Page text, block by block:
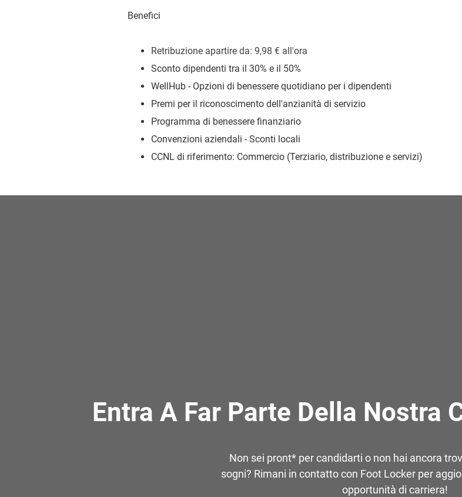
Benefici
Retribuzione apartire da: 9,98 € all'ora
Sconto dipendenti tra il 30% e il 50%
WellHub - Opzioni di benessere quotidiano per i dipendenti
Premi per il riconoscimento dell'anzianità di servizio
Programma di benessere finanziario
Convenzioni aziendali - Sconti locali
CCNL di riferimento: Commercio (Terziario, distribuzione e servizi)
Entra A Far Parte Della Nostra
Non sei pront* per candidarti o non hai ancora
sogni? Rimani in contatto con Foot Locker per
opportunità di carriera!